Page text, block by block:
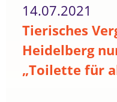
14.07.2021
Tierisches
Heidelberg
„Toilette für